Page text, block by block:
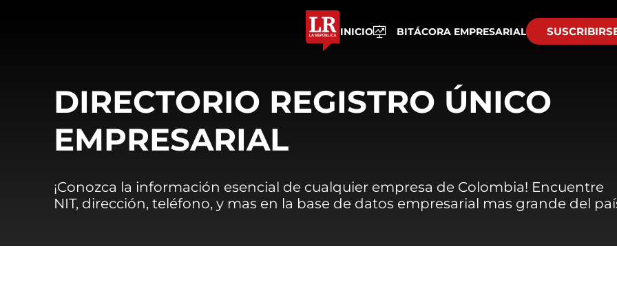
INICIO BITÁCORA EMPRESARIAL
DIRECTORIO REGISTRO ÚNICO
EMPRESARIAL
¡Conozca la información esencial de cualquier empresa de Colombia! Encuentre
NIT, dirección, teléfono, y mas en la base de datos empresarial mas grande del